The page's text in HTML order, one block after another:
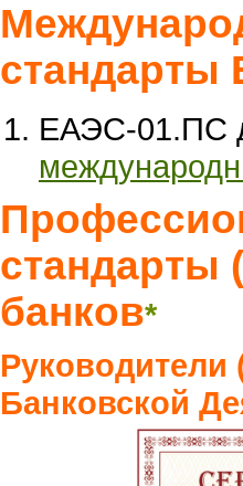
стандарты
ЕАЭС-01.ПС
стандарты
банков*
Банковской